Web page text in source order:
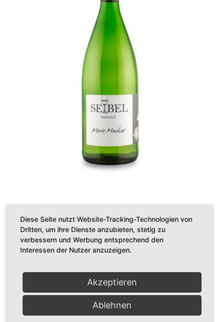
€4,50
Enthält 19% MwSt.
(€4,50/ 1000 ml)
Diese Seite nutzt Website-Tracking-Technologien von
Dritten, um ihre Dienste anzubieten, stetig zu
verbessern und Werbung entsprechend den
Interessen der Nutzer anzuzeigen.
Akzeptieren
Ablehnen